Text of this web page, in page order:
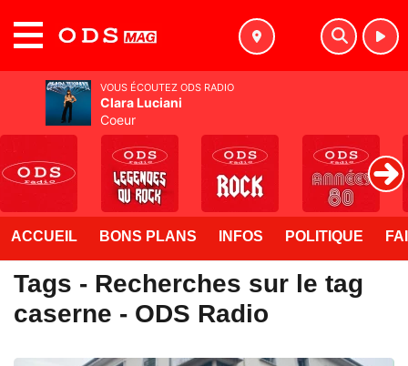
ACCUEIL BONS PLANS INFOS POLITIQUE
Tags - Recherches sur le tag
caserne - ODS Radio
VOUS ÉCOUTEZ ODS RADIO
Clara Luciani
Coeur